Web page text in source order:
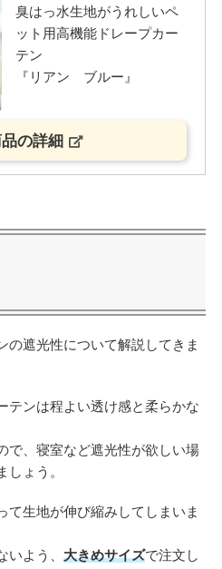
臭はっ水生地がうれしいペ
ット用高機能ドレープカー
テン
『リアン ブルー』
の詳細
の遮光性について解説してきま
テンは程よい透け感と柔らかな
で、寝室など遮光性が欲しい場
しょう。
て生地が伸び縮みしてしまいま
よう、 大きめサイズで注文し